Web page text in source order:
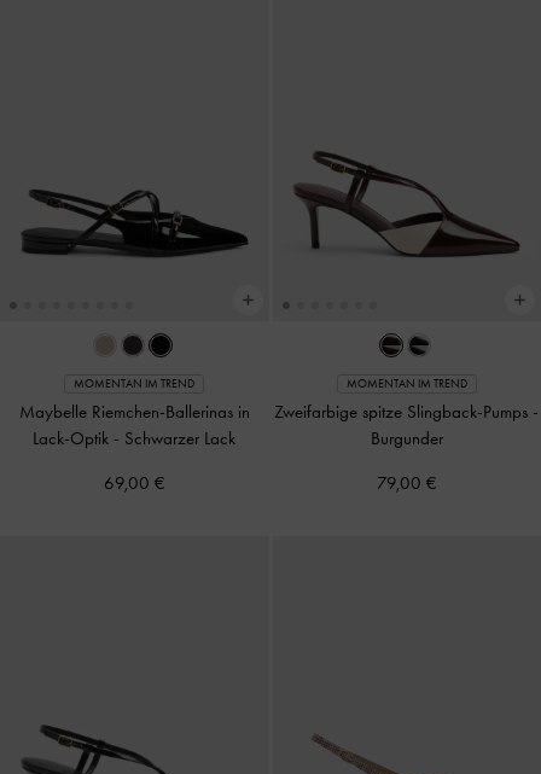
MOMENTAN IM TREND
Maybelle Riemchen-Ballerinas in
Lack-Optik - Schwarzer Lack
69,00 €
MOMENTAN IM TREND
Zweifarbige spitze Slingback-Pumps -
Burgunder
79,00 €